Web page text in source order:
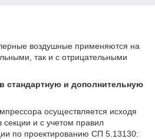
воздушные применяются на
так и с отрицательными
стандартную и дополнительную
осуществляется исходя
секции и с учетом правил
по проектированию СП 5.13130: